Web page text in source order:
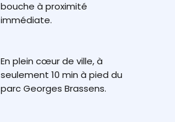
bouche à proximité
immédiate.
En plein cœur de ville, à
seulement 10 min à pied du
parc Georges Brassens.